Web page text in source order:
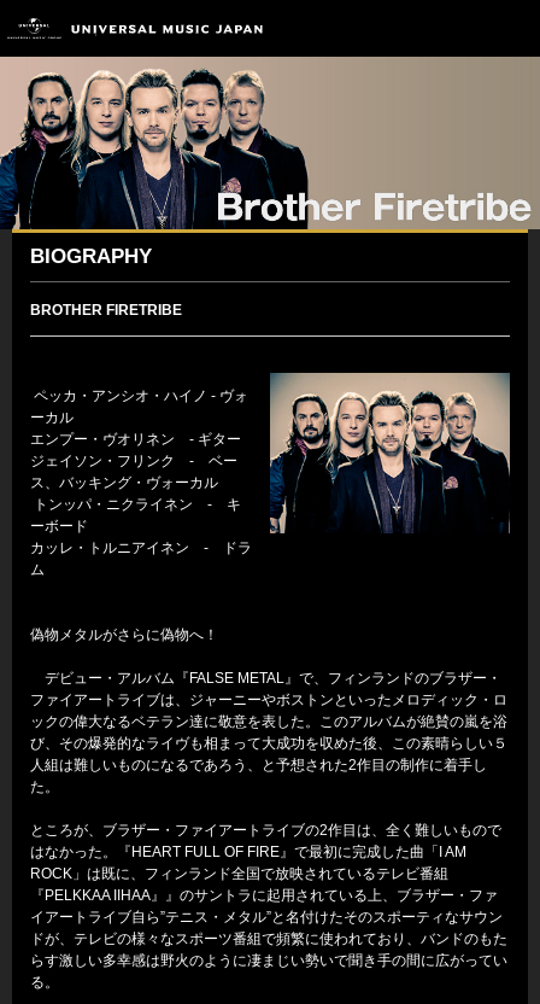
BIOGRAPHY
BROTHER FIRETRIBE
ペッカ・アンシオ・ハイノ - ヴォ
ーカル
エンプー・ヴオリネン - ギター
ジェイソン・フリンク - ベー
ス、バッキング・ヴォーカル
トンッパ・ニクライネン - キ
ーボード
カッレ・トルニアイネン - ドラ
ム
偽物メタルがさらに偽物へ！
デビュー・アルバム『FALSE METAL』で、フィンランドのブラザー・
ファイアートライブは、ジャーニーやボストンといったメロディック・ロ
ックの偉大なるベテラン達に敬意を表した。このアルバムが絶賛の嵐を浴
び、その爆発的なライヴも相まって大成功を収めた後、この素晴らしい５
人組は難しいものになるであろう、と予想された2作目の制作に着手し
た。
ところが、ブラザー・ファイアートライブの2作目は、全く難しいもので
はなかった。『HEART FULL OF FIRE』で最初に完成した曲「I AM
ROCK」は既に、フィンランド全国で放映されているテレビ番組
『PELKKAA IIHAA』』のサントラに起用されている上、ブラザー・ファ
イアートライブ自ら”テニス・メタル”と名付けたそのスポーティなサウン
ドが、テレビの様々なスポーツ番組で頻繁に使われており、バンドのもた
らす激しい多幸感は野火のように凄まじい勢いで聞き手の間に広がってい
る。